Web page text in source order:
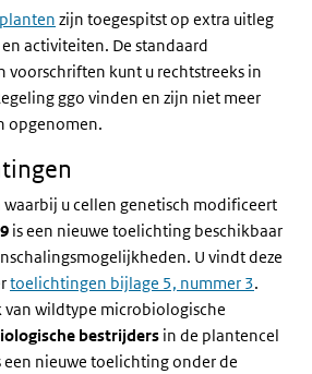
zijn toegespitst op extra uitleg
activiteiten. De standaard
voorschriften kunt u rechtstreeks in
ggo vinden en zijn niet meer
opgenomen.
u cellen genetisch modificeert
is een nieuwe toelichting beschikbaar
U vindt deze
toelichtingen bijlage 5, nummer 3.
van wildtype microbiologische
bestrijders in de plantencel
nieuwe toelichting onder de